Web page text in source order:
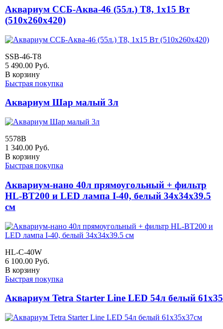
Аквариум ССБ-Аква-46 (55л.) Т8, 1х15 Вт
(510х260х420)
SSB-46-Т8
5 490.00 Руб.
В корзину
Быстрая покупка
Аквариум Шар малый 3л
5578B
1 340.00 Руб.
В корзину
Быстрая покупка
Аквариум-нано 40л прямоугольный + фильтр
HL-BT200 и LED лампа I-40, белый 34x34x39.5
см
HL-C-40W
6 100.00 Руб.
В корзину
Быстрая покупка
Аквариум Tetra Starter Line LED 54л белый